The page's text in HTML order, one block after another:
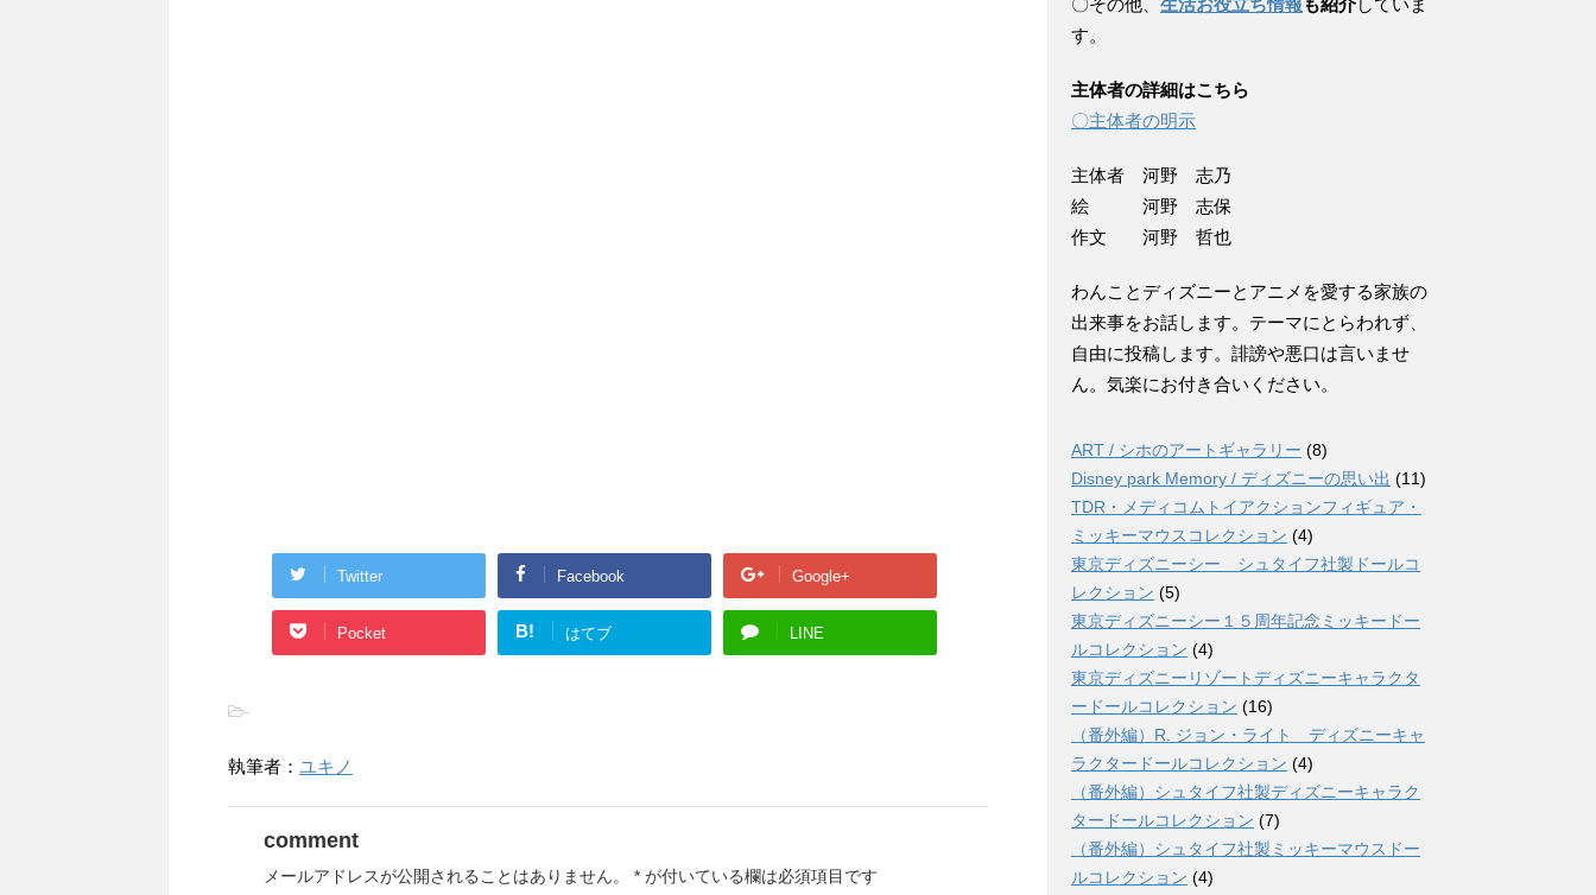
Twitter Facebook Google+
Pocket B! はてブ LINE
-
執筆者： ユキノ
comment
メールアドレスが公開されることはありません。 * が付いている欄は必須項目です
〇その他、 生活お役立ち情報も紹介していま
す。
主体者の詳細はこちら
〇主体者の明示
主体者 河野 志乃
絵 河野 志保
作文 河野 哲也
わんことディズニーとアニメを愛する家族の
出来事をお話します。テーマにとらわれず、
自由に投稿します。誹謗や悪口は言いませ
ん。気楽にお付き合いください。
ART / シホのアートギャラリー (8)
Disney park Memory / ディズニーの思い出 (11)
TDR・メディコムトイアクションフィギュア・
ミッキーマウスコレクション (4)
東京ディズニーシー シュタイフ社製ドールコ
レクション (5)
東京ディズニーシー１５周年記念ミッキードー
ルコレクション (4)
東京ディズニーリゾートディズニーキャラクタ
ードールコレクション (16)
（番外編）R. ジョン・ライト ディズニーキャ
ラクタードールコレクション (4)
（番外編）シュタイフ社製ディズニーキャラク
タードールコレクション (7)
（番外編）シュタイフ社製ミッキーマウスドー
ルコレクション (4)